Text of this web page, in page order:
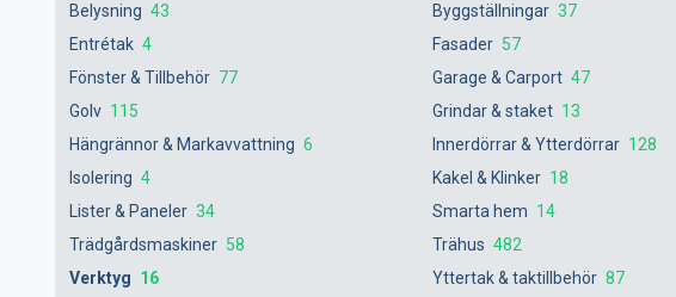
Belysning 43 Byggställningar 37
Entrétak 4 Fasader 57
Fönster & Tillbehör 77 Garage & Carport 47
Golv 115 Grindar & staket 13
Hängrännor & Markavvattning 6 Innerdörrar & Ytterdörrar 128
Isolering 4 Kakel & Klinker 18
Lister & Paneler 34 Smarta hem 14
Trädgårdsmaskiner 58 Trähus 482
Verktyg 16 Yttertak & taktillbehör 87